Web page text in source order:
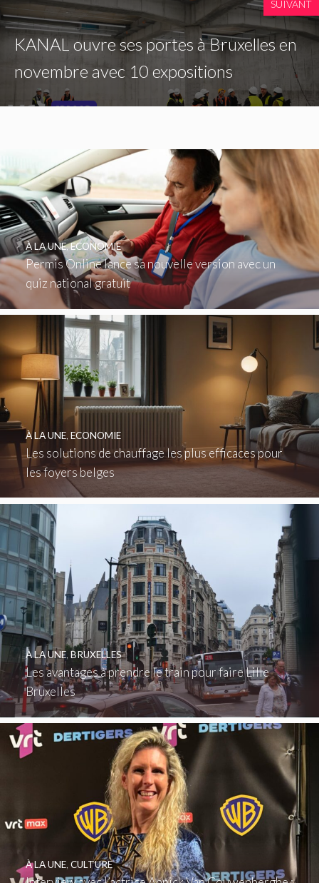
SUIVANT
KANAL ouvre ses portes à Bruxelles en
novembre avec 10 expositions
Permis Online lance sa nouvelle version avec un
quiz national gratuit
À LA UNE,ECONOMIE
Les solutions de chauffage les plus efficaces pour
les foyers belges
À LA UNE, ECONOMIE
Les avantages à prendre le train pour faire Lille
Bruxelles
À LA UNE, BRUXELLES
À LA UNE, CULTURE